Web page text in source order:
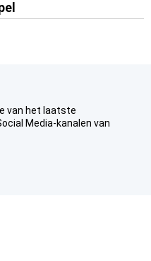
van het laatste
Media-kanalen van